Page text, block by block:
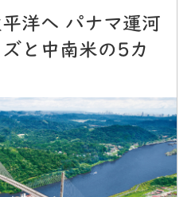
洋へ パナマ運河
と中南米の5カ